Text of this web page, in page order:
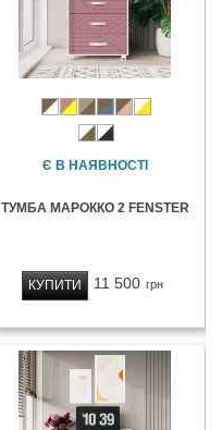
Є В НАЯВНОСТІ
ТУМБА МАРОККО 2 FENSTER
11 500 грн
КУПИТИ